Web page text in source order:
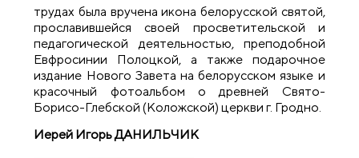
трудах была вручена икона белорусской святой,
прославившейся своей просветительской и
педагогической деятельностью, преподобной
Евфросинии Полоцкой, а также подарочное
издание Нового Завета на белорусском языке и
красочный фотоальбом о древней Свято-
Борисо-Глебской (Коложской) церкви г. Гродно.
Иерей Игорь ДАНИЛЬЧИК